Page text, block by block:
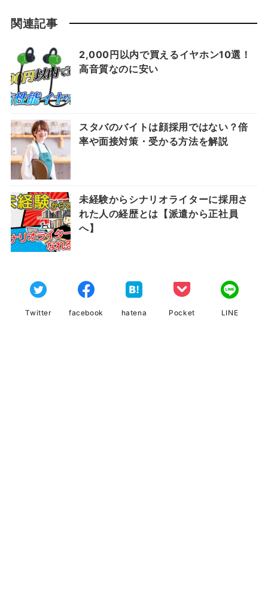
関連記事
2,000円以内で買えるイヤホン10選！
高音質なのに安い
スタバのバイトは顔採用ではない？倍
率や面接対策・受かる方法を解説
未経験からシナリオライターに採用さ
れた人の経歴とは【派遣から正社員
へ】
Twitter facebook hatena Pocket LINE